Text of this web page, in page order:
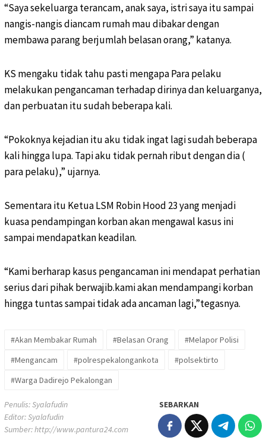
“Saya sekeluarga terancam, anak saya, istri saya itu sampai
nangis-nangis diancam rumah mau dibakar dengan
membawa parang berjumlah belasan orang,” katanya.
KS mengaku tidak tahu pasti mengapa Para pelaku
melakukan pengancaman terhadap dirinya dan keluarganya,
dan perbuatan itu sudah beberapa kali.
“Pokoknya kejadian itu aku tidak ingat lagi sudah beberapa
kali hingga lupa. Tapi aku tidak pernah ribut dengan dia (
para pelaku),” ujarnya.
Sementara itu Ketua LSM Robin Hood 23 yang menjadi
kuasa pendampingan korban akan mengawal kasus ini
sampai mendapatkan keadilan.
“Kami berharap kasus pengancaman ini mendapat perhatian
serius dari pihak berwajib.kami akan mendampangi korban
hingga tuntas sampai tidak ada ancaman lagi,”tegasnya.
#Akan Membakar Rumah #Belasan Orang
#Melapor Polisi
#Mengancam
#polrespekalongankota
#polsektirto
#Warga Dadirejo Pekalongan
Penulis: Syalafudin
Editor: Syalafudin
Sumber:http://www.pantura24.com
SEBARKAN